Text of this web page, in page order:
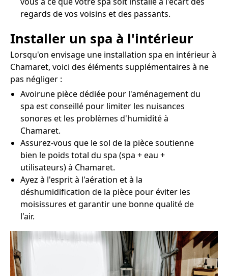
regards de vos voisins et des passants.
Installer un spa à l'intérieur
Lorsqu'on envisage une installation spa en intérieur à
Chamaret, voici des éléments supplémentaires à ne
pas négliger :
Avoirune pièce dédiée pour l'aménagement du
spa est conseillé pour limiter les nuisances
sonores et les problèmes d'humidité à
Chamaret.
Assurez-vous que le sol de la pièce soutienne
bien le poids total du spa (spa + eau +
utilisateurs) à Chamaret.
Ayez à l'esprit à l'aération et à la
déshumidification de la pièce pour éviter les
moisissures et garantir une bonne qualité de
l'air.